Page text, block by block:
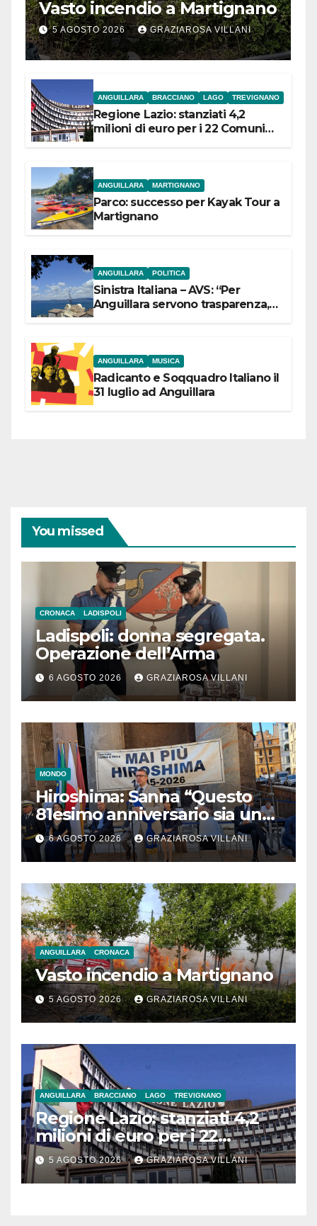
Vasto incendio a Martignano
5 AGOSTO 2026 GRAZIAROSA VILLANI
ANGUILLARA BRACCIANO LAGO TREVIGNANO
Regione Lazio: stanziati 4,2
milioni di euro per i 22 Comuni
ANGUILLARA MARTIGNANO
Parco: successo per Kayak Tour a
Martignano
ANGUILLARA POLITICA
Sinistra Italiana – AVS: “Per
Anguillara servono trasparenza,
ANGUILLARA MUSICA
Radicanto e Soqquadro Italiano il
31 luglio ad Anguillara
You missed
CRONACA LADISPOLI
Ladispoli: donna segregata.
Operazione dell’Arma
6 AGOSTO 2026 GRAZIAROSA VILLANI
MONDO
Hiroshima: Sanna “Questo
81esimo anniversario sia un
monito per tutti”
6 AGOSTO 2026 GRAZIAROSA VILLANI
ANGUILLARA CRONACA
Vasto incendio a Martignano
5 AGOSTO 2026 GRAZIAROSA VILLANI
ANGUILLARA BRACCIANO LAGO TREVIGNANO
Regione Lazio: stanziati 4,2
milioni di euro per i 22
Comuni dell’Etruria
Meridionale
5 AGOSTO 2026 GRAZIAROSA VILLANI